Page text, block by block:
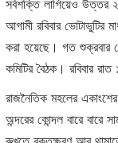
সর্বশক্তি লাগিয়েও উত্তর
আগামী রবিবার ভোটাভুটির
করা হয়েছে। গত শুক্রবার
কমিটির বৈঠক। রবিবার
রাজনৈতিক মহলের
অন্দরের কোন্দল বারে